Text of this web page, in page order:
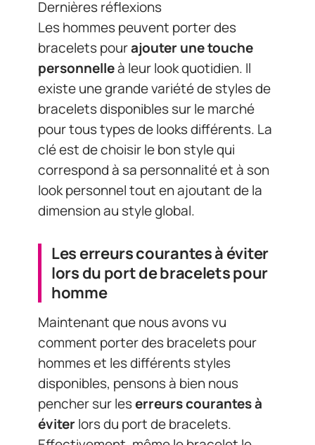
Dernières réflexions
Les hommes peuvent porter des
bracelets pourajouter une touche
personnelleà leur look quotidien. Il
existe une grande variété de styles de
bracelets disponibles sur le marché
pour tous types de looks différents. La
clé est de choisir le bon style qui
correspond à sa personnalité et à son
look personnel tout en ajoutant de la
dimension au style global.
Les erreurs courantes à éviter
lors du port de bracelets pour
homme
Maintenant que nous avons vu
comment porter des bracelets pour
hommes et les différents styles
disponibles, pensons à bien nous
pencher sur leserreurs courantes à
éviterlors du port de bracelets.